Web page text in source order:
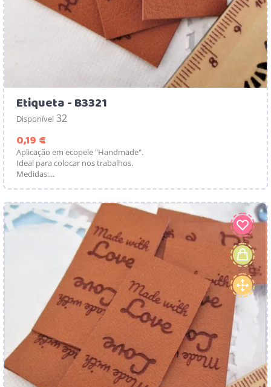
Etiqueta - B3321
Disponível 32
0,19 €
Aplicação em ecopele "Handmade".
Ideal para colocar nos trabalhos.
Medidas:...